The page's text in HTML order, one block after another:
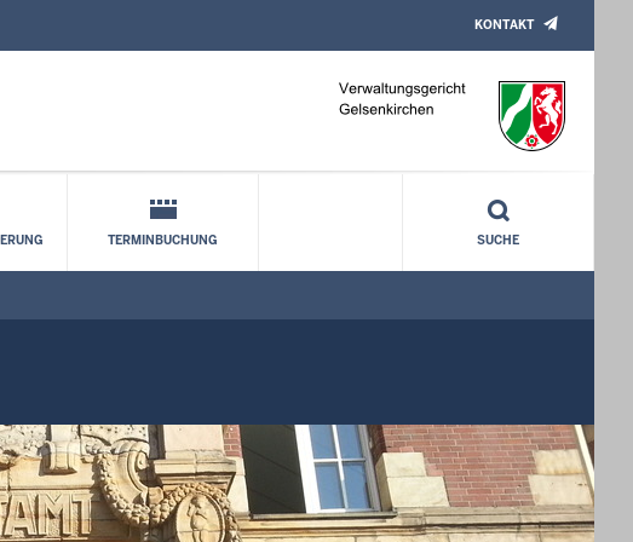
KONTAKT
TERMINBUCHUNG SUCHE